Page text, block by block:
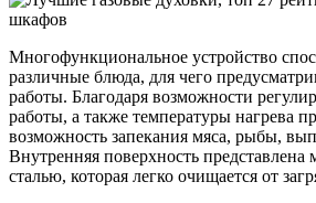
Многофункциональное устройство
различные блюда, для чего
работы. Благодаря возможности
работы, а также температуры нагрева
возможность запекания мяса, рыбы,
Внутренняя поверхность
сталью, которая легко очищается от